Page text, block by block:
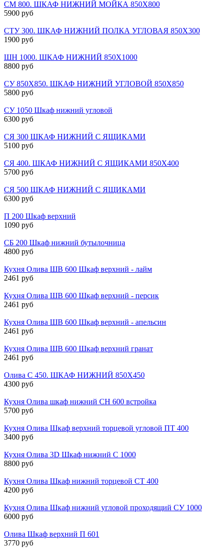
СМ 800. ШКАФ НИЖНИЙ МОЙКА 850Х800
5900 руб
СТУ 300. ШКАФ НИЖНИЙ ПОЛКА УГЛОВАЯ 850Х300
1900 руб
ШН 1000. ШКАФ НИЖНИЙ 850Х1000
8800 руб
СУ 850Х850. ШКАФ НИЖНИЙ УГЛОВОЙ 850Х850
5800 руб
СУ 1050 Шкаф нижний угловой
6300 руб
СЯ 300 ШКАФ НИЖНИЙ С ЯЩИКАМИ
5100 руб
СЯ 400. ШКАФ НИЖНИЙ С ЯЩИКАМИ 850Х400
5700 руб
СЯ 500 ШКАФ НИЖНИЙ С ЯЩИКАМИ
6300 руб
П 200 Шкаф верхний
1090 руб
СБ 200 Шкаф нижний бутылочница
4800 руб
Кухня Олива ШВ 600 Шкаф верхний - лайм
2461 руб
Кухня Олива ШВ 600 Шкаф верхний - персик
2461 руб
Кухня Олива ШВ 600 Шкаф верхний - апельсин
2461 руб
Кухня Олива ШВ 600 Шкаф верхний гранат
2461 руб
Олива С 450. ШКАФ НИЖНИЙ 850Х450
4300 руб
Кухня Олива шкаф нижний СН 600 встройка
5700 руб
Кухня Олива Шкаф верхний торцевой угловой ПТ 400
3400 руб
Кухня Олива 3D Шкаф нижний С 1000
8800 руб
Кухня Олива Шкаф нижний торцевой СТ 400
4200 руб
Кухня Олива Шкаф нижний угловой проходящий СУ 1000
6000 руб
Олива Шкаф верхний П 601
3770 руб